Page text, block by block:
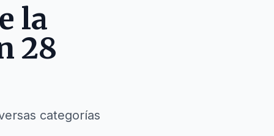
la
28
categorías